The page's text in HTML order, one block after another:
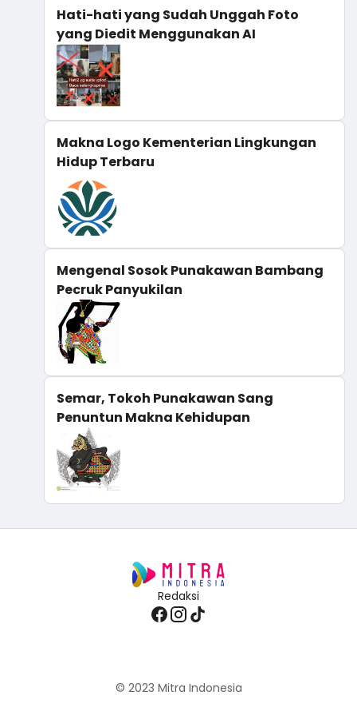
Hati-hati yang Sudah Unggah Foto
yang Diedit Menggunakan AI
Makna Logo Kementerian Lingkungan
Hidup Terbaru
Mengenal Sosok Punakawan Bambang
Pecruk Panyukilan
Semar, Tokoh Punakawan Sang
Penuntun Makna Kehidupan
Redaksi
© 2023 Mitra Indonesia